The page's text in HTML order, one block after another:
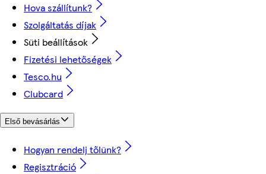
Hova szállítunk?
Szolgáltatás díjak
Süti beállítások
Fizetési lehetőségek
Tesco.hu
Clubcard
Első bevásárlás
Hogyan rendelj tőlünk?
Regisztráció